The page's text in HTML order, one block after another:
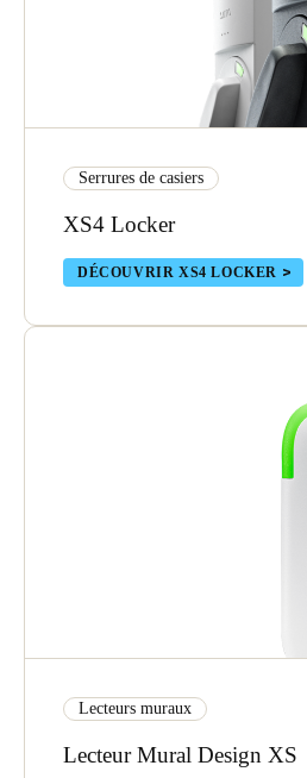
Serrures de casiers
XS4 Locker
DÉCOUVRIR XS4 LOCKER
Lecteurs muraux
Lecteur Mural Design XS